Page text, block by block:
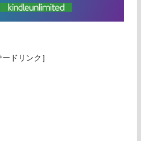
ードリンク］